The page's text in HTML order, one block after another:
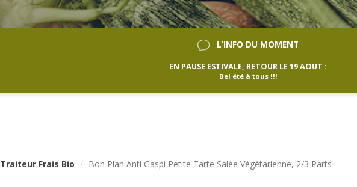
L’INFO DU MOMENT
EN PAUSE ESTIVALE, RETOUR LE 19 AOUT :
Bel été à tous !!!
Traiteur Frais Bio Bon Plan Anti Gaspi Petite Tarte Salée Végétarienne, 2/3 Parts